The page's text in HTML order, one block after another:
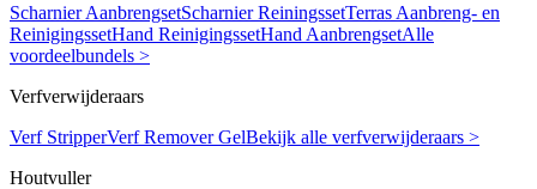
Scharnier AanbrengsetScharnier ReiningssetTerras Aanbreng- en
ReinigingssetHand ReinigingssetHand AanbrengsetAlle
voordeelbundels >
Verfverwijderaars
Verf StripperVerf Remover GelBekijk alle verfverwijderaars >
Houtvuller